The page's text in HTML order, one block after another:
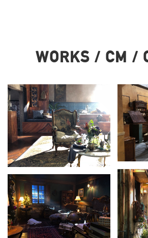
WORKS / CM /